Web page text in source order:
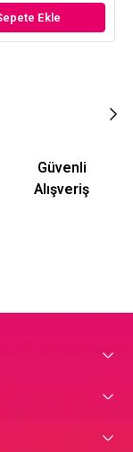
Ekle
Güvenli
Alışveriş